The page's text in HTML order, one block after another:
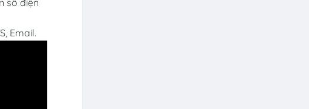
Email.